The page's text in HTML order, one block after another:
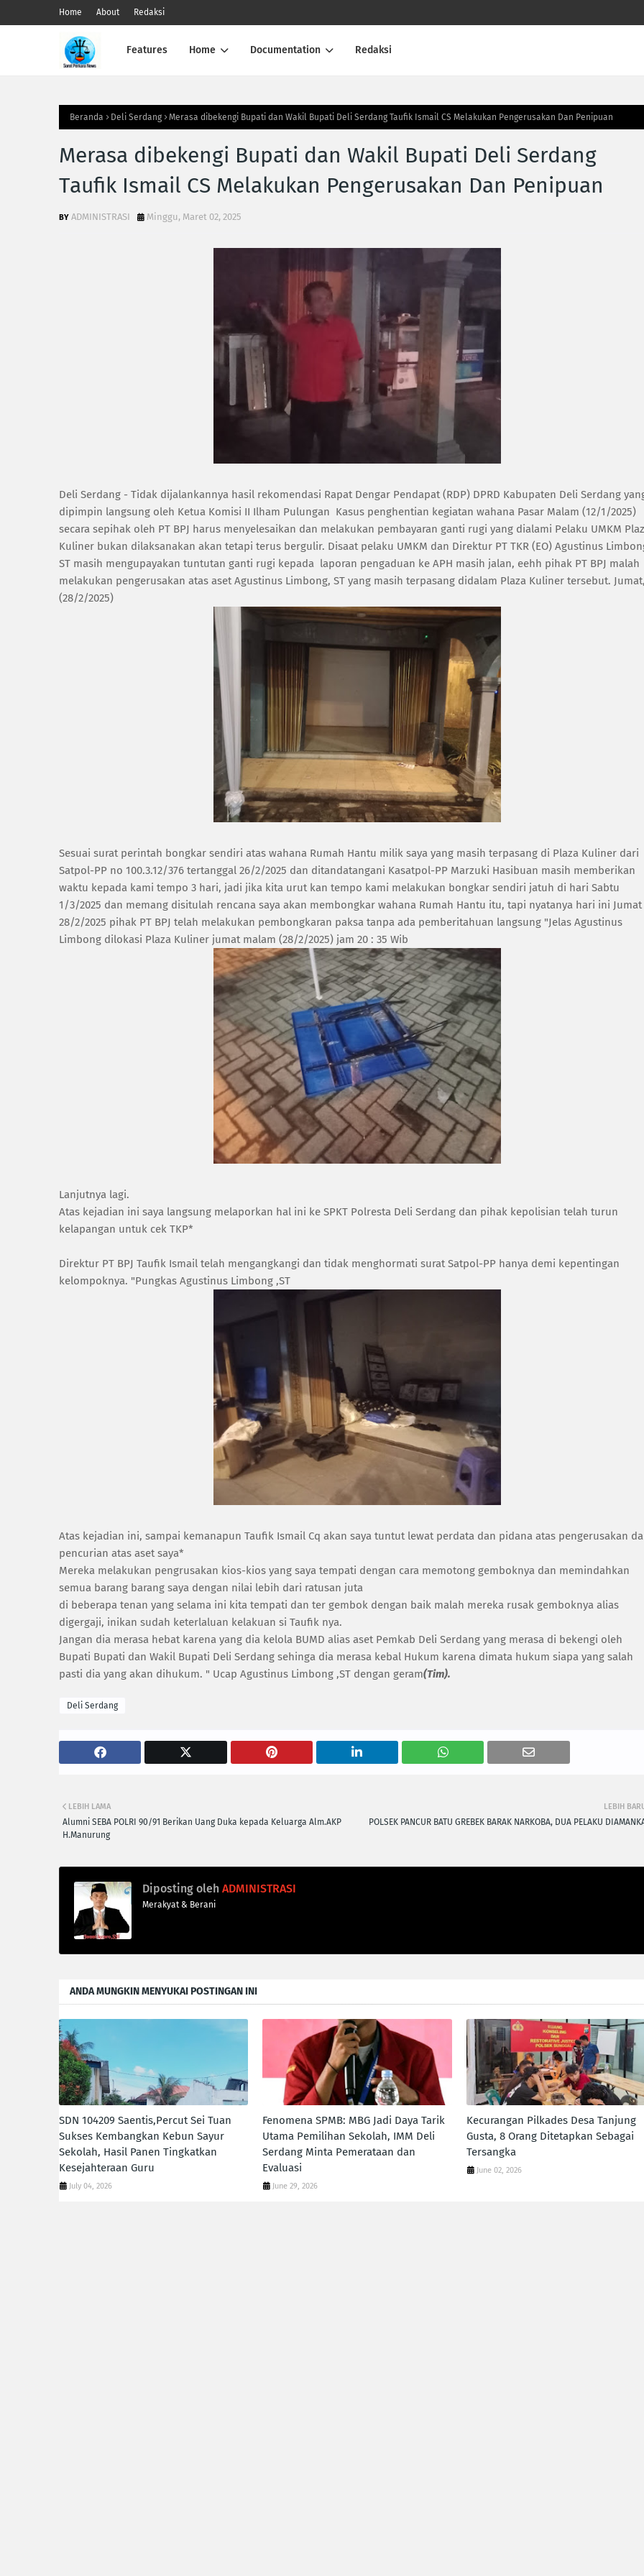
Home About Redaksi
Features Home Documentation Redaksi
Beranda Deli Serdang Merasa dibekengi Bupati dan Wakil Bupati Deli Serdang Taufik Ismail CS Melakukan Pengerusakan Dan Penipuan
Merasa dibekengi Bupati dan Wakil Bupati Deli Serdang
Taufik Ismail CS Melakukan Pengerusakan Dan Penipuan
ADMINISTRASI Minggu, Maret 02, 2025
Deli Serdang - Tidak dijalankannya hasil rekomendasi Rapat Dengar Pendapat (RDP) DPRD Kabupaten Deli Serdang
dipimpin langsung oleh Ketua Komisi II Ilham Pulungan Kasus penghentian kegiatan wahana Pasar Malam (12/1/2025)
secara sepihak oleh PT BPJ harus menyelesaikan dan melakukan pembayaran ganti rugi yang dialami Pelaku UMKM
Kuliner bukan dilaksanakan akan tetapi terus bergulir. Disaat pelaku UMKM dan Direktur PT TKR (EO) Agustinus
ST masih mengupayakan tuntutan ganti rugi kepada laporan pengaduan ke APH masih jalan, eehh pihak PT BPJ malah
melakukan pengerusakan atas aset Agustinus Limbong, ST yang masih terpasang didalam Plaza Kuliner tersebut.
(28/2/2025)
Sesuai surat perintah bongkar sendiri atas wahana Rumah Hantu milik saya yang masih terpasang di Plaza Kuliner dari
Satpol-PP no 100.3.12/376 tertanggal 26/2/2025 dan ditandatangani Kasatpol-PP Marzuki Hasibuan masih memberikan
waktu kepada kami tempo 3 hari, jadi jika kita urut kan tempo kami melakukan bongkar sendiri jatuh di hari Sabtu
1/3/2025 dan memang disitulah rencana saya akan membongkar wahana Rumah Hantu itu, tapi nyatanya hari ini Jumat
28/2/2025 pihak PT BPJ telah melakukan pembongkaran paksa tanpa ada pemberitahuan langsung "Jelas Agustinus
Limbong dilokasi Plaza Kuliner jumat malam (28/2/2025) jam 20 : 35 Wib
Lanjutnya lagi.
Atas kejadian ini saya langsung melaporkan hal ini ke SPKT Polresta Deli Serdang dan pihak kepolisian telah turun
kelapangan untuk cek TKP*
Direktur PT BPJ Taufik Ismail telah mengangkangi dan tidak menghormati surat Satpol-PP hanya demi kepentingan
kelompoknya. "Pungkas Agustinus Limbong ,ST
Atas kejadian ini, sampai kemanapun Taufik Ismail Cq akan saya tuntut lewat perdata dan pidana atas pengerusakan
pencurian atas aset saya*
Mereka melakukan pengrusakan kios-kios yang saya tempati dengan cara memotong gemboknya dan memindahkan
semua barang barang saya dengan nilai lebih dari ratusan juta
di beberapa tenan yang selama ini kita tempati dan ter gembok dengan baik malah mereka rusak gemboknya alias
digergaji, inikan sudah keterlaluan kelakuan si Taufik nya.
Jangan dia merasa hebat karena yang dia kelola BUMD alias aset Pemkab Deli Serdang yang merasa di bekengi oleh
Bupati Bupati dan Wakil Bupati Deli Serdang sehinga dia merasa kebal Hukum karena dimata hukum siapa yang salah
pasti dia yang akan dihukum. " Ucap Agustinus Limbong ,ST dengan geram(Tim).
Deli Serdang
LEBIH
POLSEK PANCUR BATU GREBEK BARAK NARKOBA, DUA PELAKU
LEBIH LAMA
Alumni SEBA POLRI 90/91 Berikan Uang Duka kepada Keluarga Alm.AKP
H.Manurung
Diposting oleh ADMINISTRASI
Merakyat & Berani
ANDA MUNGKIN MENYUKAI POSTINGAN INI
SDN 104209 Saentis,Percut Sei Tuan
Sukses Kembangkan Kebun Sayur
Sekolah, Hasil Panen Tingkatkan
Kesejahteraan Guru
July 04, 2026
Fenomena SPMB: MBG Jadi Daya Tarik
Utama Pemilihan Sekolah, IMM Deli
Serdang Minta Pemerataan dan
Evaluasi
June 29, 2026
Kecurangan Pilkades Desa Tanjung
Gusta, 8 Orang Ditetapkan Sebagai
Tersangka
June 02, 2026